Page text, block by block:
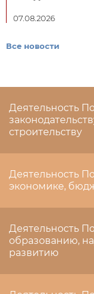
07.08.2026
Все новости
Деятельность
строительству
Деятельность
экономике,
Деятельность
образованию,
развитию